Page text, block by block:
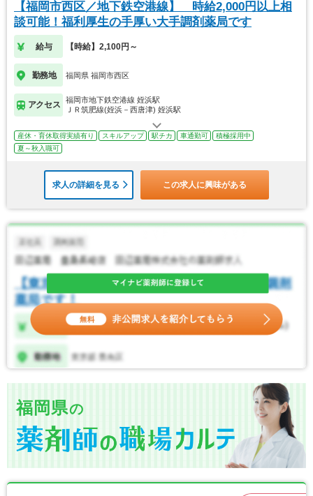
【福岡市西区／地下鉄空港線】 時給2,000円以上相
談可能！福利厚生の手厚い大手調剤薬局です
給与 【時給】2,100円～
勤務地 福岡県 福岡市西区
アクセス
福岡市地下鉄空港線 姪浜駅
ＪＲ筑肥線(姪浜－西唐津) 姪浜駅
産休・育休取得実績有り スキルアップ 駅チカ 車通勤可
積極採用中
夏～秋入職可
求人の詳細を見る この求人に興味がある
福岡県の